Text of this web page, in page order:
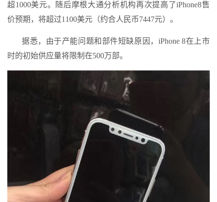
超1000美元。随后摩根大通分析机构再次提高了iPhone8售
价预期，将超过1100美元（约合人民币7447元）。
据悉，由于产能问题和部件短缺原因，iPhone 8在上市
时的初始供应量将限制在500万部。